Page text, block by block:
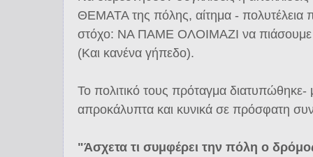
ΘΕΜΑΤΑ της πόλης, αίτημα - πολυτέλεια
στόχο: ΝΑ ΠΑΜΕ ΟΛΟΙΜΑΖΙ να πιάσουμε
(Και κανένα γήπεδο).
Το πολιτικό τους πρόταγμα
απροκάλυπτα και κυνικά σε πρόσφατη
"Άσχετα τι συμφέρει την πόλη ο